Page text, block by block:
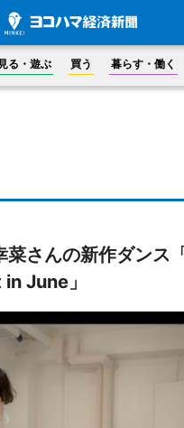
見る・遊ぶ 買う 暮らす・働く
菜さんの新作ダンス
June」